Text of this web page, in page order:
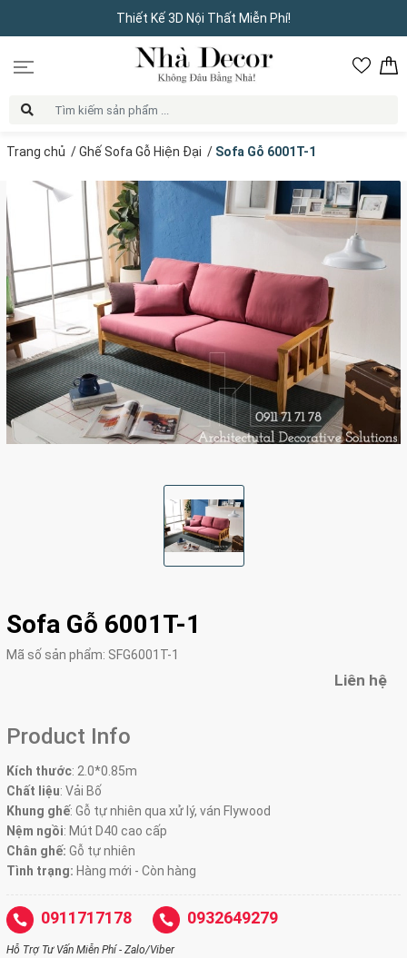
Thiết Kế 3D Nội Thất Miễn Phí!
Trang chủ /Ghế Sofa Gỗ Hiện Đại / Sofa Gỗ 6001T-1
Sofa Gỗ 6001T-1
Mã số sản phẩm: SFG6001T-1
Liên hệ
Product Info
Kích thước: 2.0*0.85m
Chất liệu: Vải Bố
Khung ghế: Gỗ tự nhiên qua xử lý, ván Flywood
Nệm ngồi: Mút D40 cao cấp
Chân ghế: Gỗ tự nhiên
Tình trạng: Hàng mới - Còn hàng
0911717178 0932649279
Hỗ Trợ Tư Vấn Miễn Phí - Zalo/Viber